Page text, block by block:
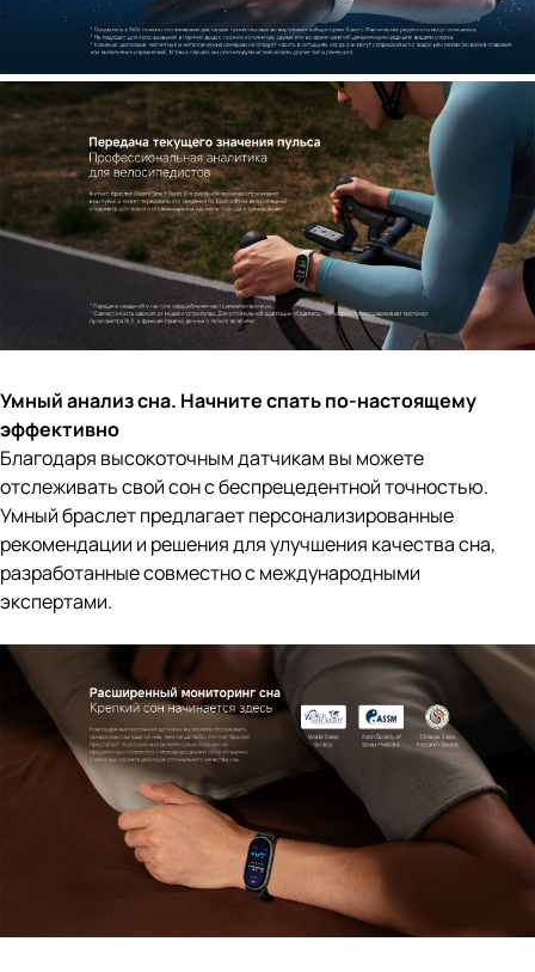
Умный анализ сна. Начните спать по-настоящему
эффективно
Благодаря высокоточным датчикам вы можете
отслеживать свой сон с беспрецедентной точностью.
Умный браслет предлагает персонализированные
рекомендации и решения для улучшения качества сна,
разработанные совместно с международными
экспертами.